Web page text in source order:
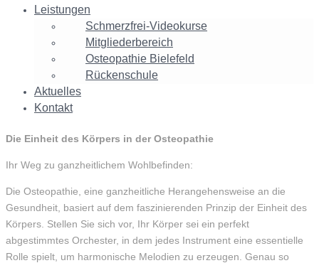
Leistungen
Schmerzfrei-Videokurse
Mitgliederbereich
Osteopathie Bielefeld
Rückenschule
Aktuelles
Kontakt
Die
Einheit
Körpers
in
der
Osteopathie
Die Einheit des Körpers in der Osteopathie
Ihr Weg zu ganzheitlichem Wohlbefinden:
Die Osteopathie, eine ganzheitliche Herangehensweise an die
Gesundheit, basiert auf dem faszinierenden Prinzip der Einheit des
Körpers. Stellen Sie sich vor, Ihr Körper sei ein perfekt
abgestimmtes Orchester, in dem jedes Instrument eine essentielle
Rolle spielt, um harmonische Melodien zu erzeugen. Genau so